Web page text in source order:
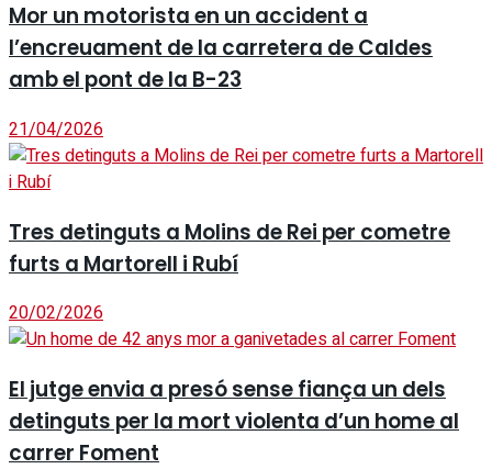
Mor un motorista en un accident a
l’encreuament de la carretera de Caldes
amb el pont de la B-23
21/04/2026
Tres detinguts a Molins de Rei per cometre
furts a Martorell i Rubí
20/02/2026
El jutge envia a presó sense fiança un dels
detinguts per la mort violenta d’un home al
carrer Foment